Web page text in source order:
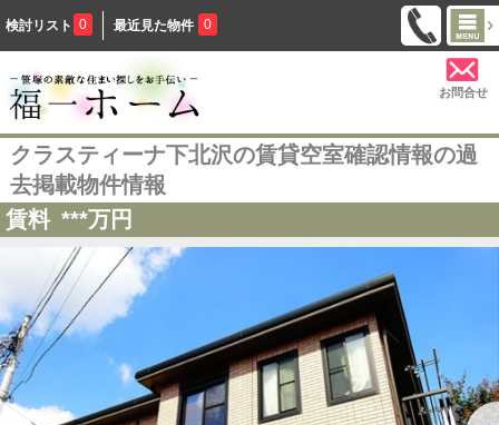
検討リスト 0 最近見た物件 0
お問合せ
クラスティーナ下北沢の賃貸空室確認情報の過
去掲載物件情報
賃料 ***万円